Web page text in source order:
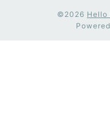
©2026 Hello